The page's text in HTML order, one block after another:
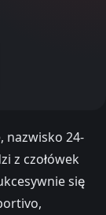
nazwisko 24-
z czołówek
się